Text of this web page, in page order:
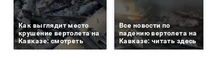
Как выглядит место
крушение вертолета на
Кавказе: смотреть
Все новости по
падению вертолета на
Кавказе: читать здесь